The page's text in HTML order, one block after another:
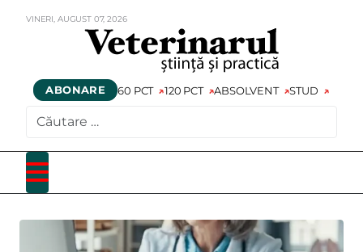
VINERI, AUGUST 07,2026
ABONARE 60 PCT 120 PCT ABSOLVENT STUD